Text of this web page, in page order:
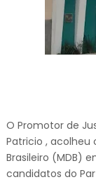
O Promotor de
Patricio ,
Brasileiro (MDB)
candidatos do